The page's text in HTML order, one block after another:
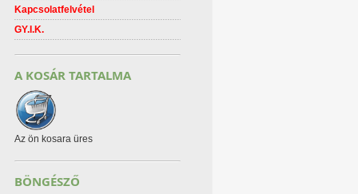
Kapcsolatfelvétel
GY.I.K.
A KOSÁR TARTALMA
Az ön kosara üres
BÖNGÉSZŐ